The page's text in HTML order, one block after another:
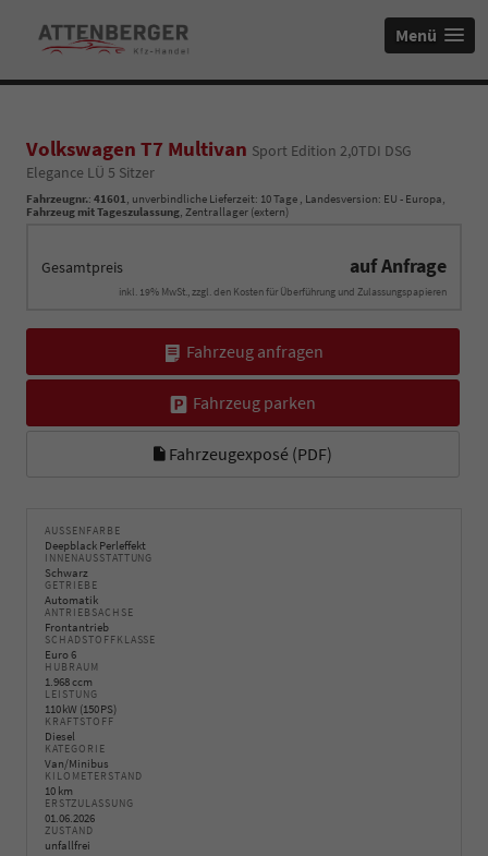
Menü
Volkswagen T7 Multivan Sport Edition 2,0TDI DSG
Elegance LÜ 5 Sitzer
Fahrzeugnr.: 41601, unverbindliche Lieferzeit: 10 Tage , Landesversion: EU - Europa,
Fahrzeug mit Tageszulassung, Zentrallager (extern)
Gesamtpreis auf Anfrage
inkl. 19% MwSt., zzgl. den Kosten für Überführung und Zulassungspapieren
Fahrzeug anfragen
Fahrzeug parken
Fahrzeugexposé (PDF)
AUSSENFARBE
Deepblack Perleffekt
INNENAUSSTATTUNG
Schwarz
GETRIEBE
Automatik
ANTRIEBSACHSE
Frontantrieb
SCHADSTOFFKLASSE
Euro 6
HUBRAUM
1.968 ccm
LEISTUNG
110 kW (150 PS)
KRAFTSTOFF
Diesel
KATEGORIE
Van/Minibus
KILOMETERSTAND
10 km
ERSTZULASSUNG
01.06.2026
ZUSTAND
unfallfrei